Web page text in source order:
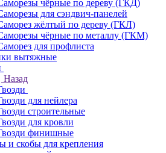
чёрные по дереву (ГКД)
для сэндвич-панелей
жёлтый по дереву (ГКЛ)
чёрные по металлу (ГКМ)
для профлиста
вытяжные
Назад
для нейлера
строительные
для кровли
финишные
и скобы для крепления